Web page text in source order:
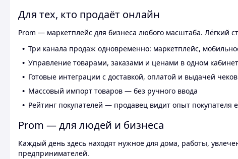
Для тех, кто продаёт онлайн
Prom — маркетплейс для бизнеса любого масштаба. Лёгкий
Три канала продаж одновременно: маркетплейс,
Управление товарами, заказами и ценами в одном
Готовые интеграции с доставкой, оплатой и выдачей чеков
Массовый импорт товаров — без ручного ввода
Рейтинг покупателей — продавец видит опыт покупателя
Prom — для людей и бизнеса
Каждый день здесь находят нужное для дома, работы,
предпринимателей.